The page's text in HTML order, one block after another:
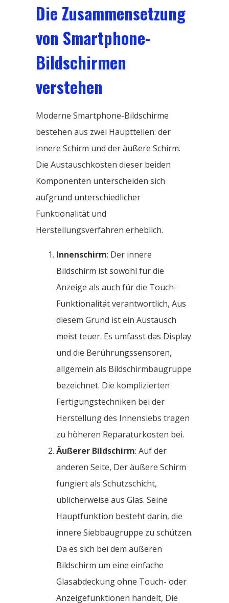
Die Zusammensetzung
von Smartphone-
Bildschirmen
verstehen
Moderne Smartphone-Bildschirme
bestehen aus zwei Hauptteilen: der
innere Schirm und der äußere Schirm.
Die Austauschkosten dieser beiden
Komponenten unterscheiden sich
aufgrund unterschiedlicher
Funktionalität und
Herstellungsverfahren erheblich.
Innenschirm: Der innere
Bildschirm ist sowohl für die
Anzeige als auch für die Touch-
Funktionalität verantwortlich, Aus
diesem Grund ist ein Austausch
meist teuer. Es umfasst das Display
und die Berührungssensoren,
allgemein als Bildschirmbaugruppe
bezeichnet. Die komplizierten
Fertigungstechniken bei der
Herstellung des Innensiebs tragen
zu höheren Reparaturkosten bei.
Äußerer Bildschirm: Auf der
anderen Seite, Der äußere Schirm
fungiert als Schutzschicht,
üblicherweise aus Glas. Seine
Hauptfunktion besteht darin, die
innere Siebbaugruppe zu schützen.
Da es sich bei dem äußeren
Bildschirm um eine einfache
Glasabdeckung ohne Touch- oder
Anzeigefunktionen handelt, Die